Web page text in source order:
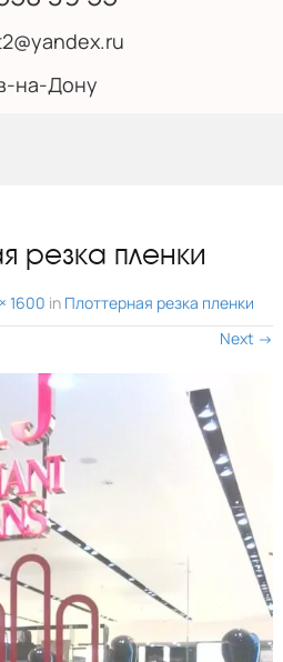
на-Дону
резка пленки
1600 in Плоттерная резка пленки
Next →